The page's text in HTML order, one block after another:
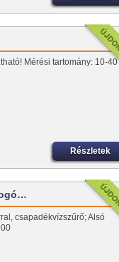
Mérési tartomány: 10-40
Részletek
csapadékvízszűrő; Alsó